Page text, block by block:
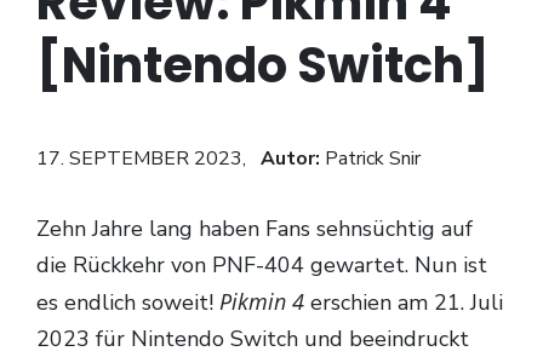
[Nintendo Switch]
17. SEPTEMBER 2023, Autor: Patrick Snir
Zehn Jahre lang haben Fans sehnsüchtig auf
die Rückkehr von PNF-404 gewartet. Nun ist
es endlich soweit! Pikmin 4 erschien am 21. Juli
2023 für Nintendo Switch und beeindruckt